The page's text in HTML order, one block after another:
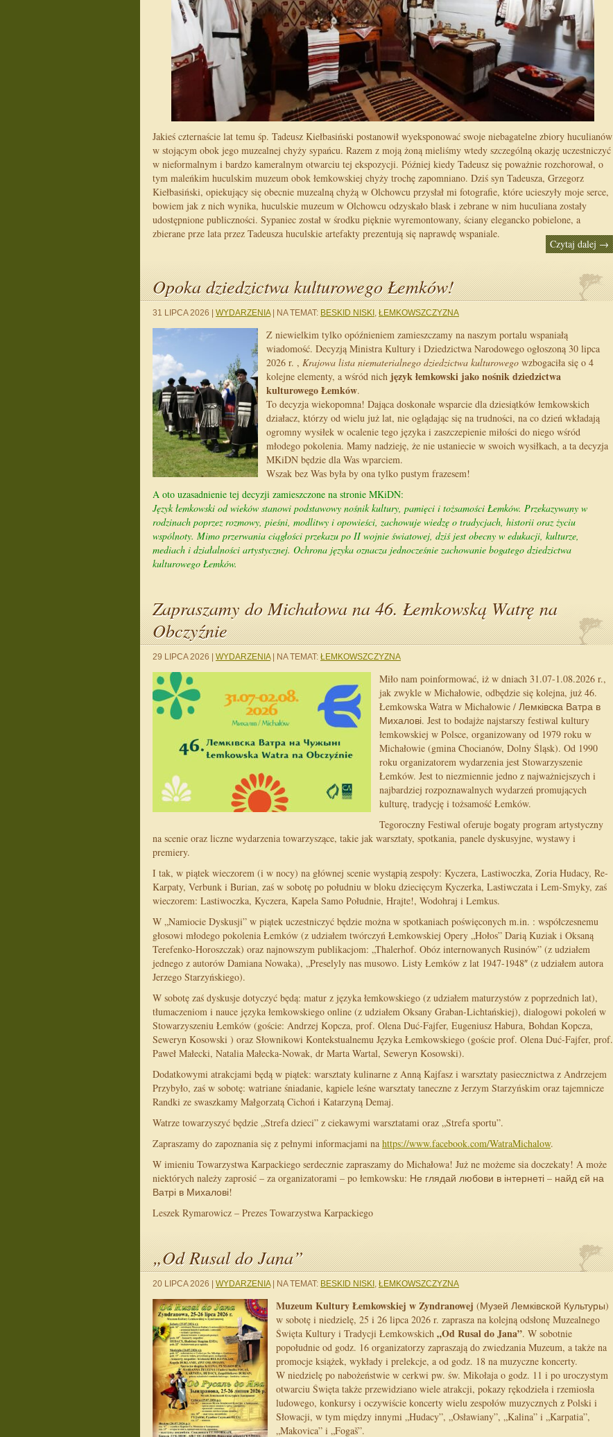
Jakieś czternaście lat temu śp. Tadeusz Kiełbasiński postanowił wyeksponować swoje niebagatelne zbiory huculianów
w stojącym obok jego muzealnej chyży sypańcu. Razem z moją żoną mieliśmy wtedy szczególną okazję uczestniczyć
w nieformalnym i bardzo kameralnym otwarciu tej ekspozycji. Później kiedy Tadeusz się poważnie rozchorował, o
tym maleńkim huculskim muzeum obok łemkowskiej chyży trochę zapomniano. Dziś syn Tadeusza, Grzegorz
Kiełbasiński, opiekujący się obecnie muzealną chyżą w Olchowcu przysłał mi fotografie, które ucieszyły moje serce,
bowiem jak z nich wynika, huculskie muzeum w Olchowcu odzyskało blask i zebrane w nim huculiana zostały
udostępnione publiczności. Sypaniec został w środku pięknie wyremontowany, ściany elegancko pobielone, a
zbierane prze lata przez Tadeusza huculskie artefakty prezentują się naprawdę wspaniale.
Czytaj dalej→
Opoka dziedzictwa kulturowego Łemków!
31 LIPCA 2026 WYDARZENIA NA TEMAT: BESKID NISKI , ŁEMKOWSZCZYZNA
Z niewielkim tylko opóźnieniem zamieszczamy na naszym portalu wspaniałą
wiadomość. Decyzją Ministra Kultury i Dziedzictwa Narodowego ogłoszoną 30 lipca
2026 r. , Krajowa lista niematerialnego dziedzictwa kulturowego wzbogaciła się o 4
kolejne elementy, a wśród nich język łemkowski jako nośnik dziedzictwa
kulturowego Łemków.
To decyzja wiekopomna! Dająca doskonałe wsparcie dla dziesiątków łemkowskich
działacz, którzy od wielu już lat, nie oglądając się na trudności, na co dzień wkładają
ogromny wysiłek w ocalenie tego języka i zaszczepienie miłości do niego wśród
młodego pokolenia. Mamy nadzieję, że nie ustaniecie w swoich wysiłkach, a ta decyzja
MKiDN będzie dla Was wparciem.
Wszak bez Was była by ona tylko pustym frazesem!
A oto uzasadnienie tej decyzji zamieszczone na stronie MKiDN:
Język łemkowski od wieków stanowi podstawowy nośnik kultury, pamięci i tożsamości Łemków. Przekazywany w
rodzinach poprzez rozmowy, pieśni, modlitwy i opowieści, zachowuje wiedzę o tradycjach, historii oraz życiu
wspólnoty. Mimo przerwania ciągłości przekazu po II wojnie światowej, dziś jest obecny w edukacji, kulturze,
mediach i działalności artystycznej. Ochrona języka oznacza jednocześnie zachowanie bogatego dziedzictwa
kulturowego Łemków.
Zapraszamy do Michałowa na 46. Łemkowską Watrę na
Obczyźnie
29 LIPCA 2026 WYDARZENIA NA TEMAT: ŁEMKOWSZCZYZNA
Miło nam poinformować, iż w dniach 31.07-1.08.2026 r.,
jak zwykle w Michałowie, odbędzie się kolejna, już 46.
Łemkowska Watra w Michałowie / Лемківска Ватра в
Михалові. Jest to bodajże najstarszy festiwal kultury
łemkowskiej w Polsce, organizowany od 1979 roku w
Michałowie (gmina Chocianów, Dolny Śląsk). Od 1990
roku organizatorem wydarzenia jest Stowarzyszenie
Łemków. Jest to niezmiennie jedno z najważniejszych i
najbardziej rozpoznawalnych wydarzeń promujących
kulturę, tradycję i tożsamość Łemków.
Tegoroczny Festiwal oferuje bogaty program artystyczny
na scenie oraz liczne wydarzenia towarzyszące, takie jak warsztaty, spotkania, panele dyskusyjne, wystawy i
premiery.
I tak, w piątek wieczorem (i w nocy) na głównej scenie wystąpią zespoły: Kyczera, Lastiwoczka, Zoria Hudacy, Re-
Karpaty, Verbunk i Burian, zaś w sobotę po południu w bloku dziecięcym Kyczerka, Lastiwczata i Lem-Smyky, zaś
wieczorem: Lastiwoczka, Kyczera, Kapela Samo Południe, Hrajte!, Wodohraj i Lemkus.
W „Namiocie Dyskusji” w piątek uczestniczyć będzie można w spotkaniach poświęconych m.in. : współczesnemu
głosowi młodego pokolenia Łemków (z udziałem twórczyń Łemkowskiej Opery „Hołos” Darią Kuziak i Oksaną
Terefenko-Horoszczak) oraz najnowszym publikacjom: „Thalerhof. Obóz internowanych Rusinów” (z udziałem
jednego z autorów Damiana Nowaka), „Preselyly nas musowo. Listy Łemków z lat 1947-1948″ (z udziałem autora
Jerzego Starzyńskiego).
W sobotę zaś dyskusje dotyczyć będą: matur z języka łemkowskiego (z udziałem maturzystów z poprzednich lat),
tłumaczeniom i nauce języka łemkowskiego online (z udziałem Oksany Graban-Lichtańskiej), dialogowi pokoleń w
Stowarzyszeniu Łemków (goście: Andrzej Kopcza, prof. Olena Duć-Fajfer, Eugeniusz Habura, Bohdan Kopcza,
Seweryn Kosowski ) oraz Słownikowi Kontekstualnemu Języka Łemkowskiego (goście prof. Olena Duć-Fajfer, prof.
Paweł Małecki, Natalia Małecka-Nowak, dr Marta Wartal, Seweryn Kosowski).
Dodatkowymi atrakcjami będą w piątek: warsztaty kulinarne z Anną Kajfasz i warsztaty pasiecznictwa z Andrzejem
Przybyło, zaś w sobotę: watriane śniadanie, kąpiele leśne warsztaty taneczne z Jerzym Starzyńskim oraz tajemnicze
Randki ze swaszkamy Małgorzatą Cichoń i Katarzyną Demaj.
Watrze towarzyszyć będzie „Strefa dzieci” z ciekawymi warsztatami oraz „Strefa sportu”.
Zapraszamy do zapoznania się z pełnymi informacjami na https://www.facebook.com/WatraMichalow.
W imieniu Towarzystwa Karpackiego serdecznie zapraszamy do Michałowa! Już ne możeme sia doczekaty! A może
niektórych należy zaprosić – za organizatorami – po łemkowsku: Не глядай любови в інтернеті – найд єй на
Ватрі в Михалові!
Leszek Rymarowicz – Prezes Towarzystwa Karpackiego
„Od Rusal do Jana”
20 LIPCA 2026 WYDARZENIA NA TEMAT: BESKID NISKI , ŁEMKOWSZCZYZNA
Muzeum Kultury Łemkowskiej w Zyndranowej (Музей Лемківской Культуры)
w sobotę i niedzielę, 25 i 26 lipca 2026 r. zaprasza na kolejną odsłonę Muzealnego
Święta Kultury i Tradycji Łemkowskich „Od Rusal do Jana”. W sobotnie
popołudnie od godz. 16 organizatorzy zapraszają do zwiedzania Muzeum, a także na
promocje książek, wykłady i prelekcje, a od godz. 18 na muzyczne koncerty.
W niedzielę po nabożeństwie w cerkwi pw. św. Mikołaja o godz. 11 i po uroczystym
otwarciu Święta także przewidziano wiele atrakcji, pokazy rękodzieła i rzemiosła
ludowego, konkursy i oczywiście koncerty wielu zespołów muzycznych z Polski i
Słowacji, w tym między innymi „Hudacy”, „Osławiany”, „Kalina” i „Karpatia”,
„Makovica” i „Fogaš”.